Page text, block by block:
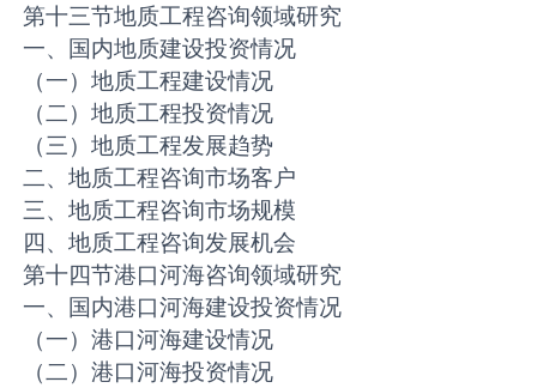
第十三节地质工程咨询领域研究
一、国内地质建设投资情况
（一）地质工程建设情况
（二）地质工程投资情况
（三）地质工程发展趋势
二、地质工程咨询市场客户
三、地质工程咨询市场规模
四、地质工程咨询发展机会
第十四节港口河海咨询领域研究
一、国内港口河海建设投资情况
（一）港口河海建设情况
（二）港口河海投资情况